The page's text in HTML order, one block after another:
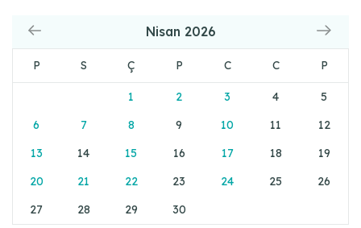
Nisan 2026
P S Ç P C C P
1 2 3 4
5
6
7 8 9 10 11
12
13
14 15 16 17 18
19
20
21 22 23 24 25
26
27
28 29 30